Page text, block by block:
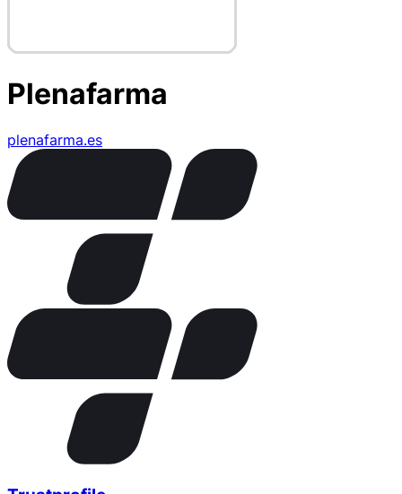
Plenafarma
plenafarma.es